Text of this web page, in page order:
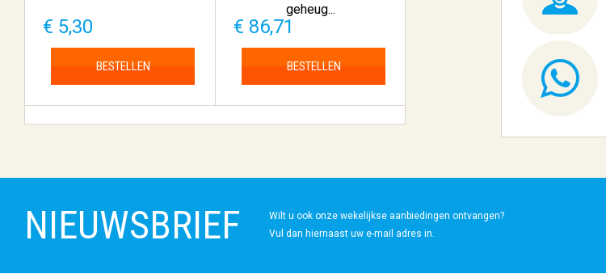
€ 5,30
BESTELLEN
geheug...
€ 86,71
BESTELLEN
NIEUWSBRIEF
Wilt u ook onze wekelijkse aanbiedingen ontvangen?
Vul dan hiernaast uw e-mail adres in.